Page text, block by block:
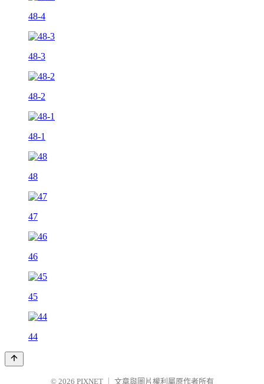
48-4
48-3
48-2
48-1
48
47
46
45
44
© 2026 PIXNET 文章與圖片權利屬原作者所有